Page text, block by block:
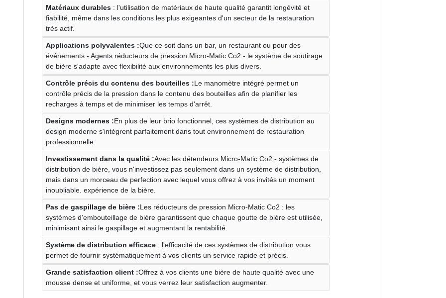
Matériaux durables : l'utilisation de matériaux de haute qualité garantit longévité et
fiabilité, même dans les conditions les plus exigeantes d'un secteur de la restauration
très actif.
Applications polyvalentes :Que ce soit dans un bar, un restaurant ou pour des
événements - Agents réducteurs de pression Micro-Matic Co2 - le système de soutirage
de bière s'adapte avec flexibilité aux environnements les plus divers.
Contrôle précis du contenu des bouteilles :Le manomètre intégré permet un
contrôle précis de la pression dans le contenu des bouteilles afin de planifier les
recharges à temps et de minimiser les temps d'arrêt.
Designs modernes :En plus de leur brio fonctionnel, ces systèmes de distribution au
design moderne s'intègrent parfaitement dans tout environnement de restauration
professionnelle.
Investissement dans la qualité :Avec les détendeurs Micro-Matic Co2 - systèmes de
distribution de bière, vous n'investissez pas seulement dans un système de distribution,
mais dans un morceau de perfection avec lequel vous offrez à vos invités un moment
inoubliable. expérience de la bière.
Pas de gaspillage de bière :Les réducteurs de pression Micro-Matic Co2 : les
systèmes d'embouteillage de bière garantissent que chaque goutte de bière est utilisée,
minimisant ainsi le gaspillage et augmentant la rentabilité.
Système de distribution efficace : l'efficacité de ces systèmes de distribution vous
permet de fournir systématiquement à vos clients un service rapide et précis.
Grande satisfaction client :Offrez à vos clients une bière de haute qualité avec une
mousse dense et uniforme, et vous verrez leur satisfaction augmenter.